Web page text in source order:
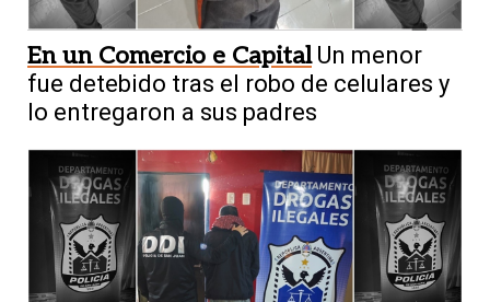
En un Comercio e Capital Un menor
fue detebido tras el robo de celulares y
lo entregaron a sus padres